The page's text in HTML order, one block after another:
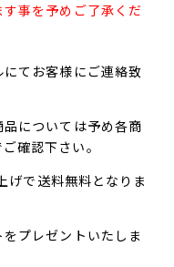
事を予めご了承くだ
てお客様にご連絡致
については予め各商
確認下さい。
で送料無料となりま
プレゼントいたしま